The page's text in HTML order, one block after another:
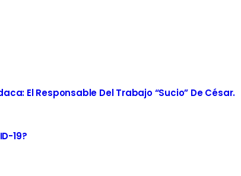
El Responsable Del Trabajo “sucio” De César.
19?